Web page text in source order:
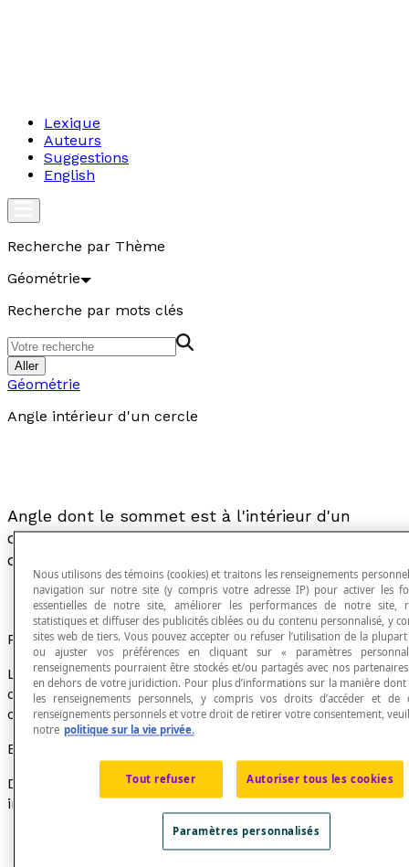
Lexique
Auteurs
Suggestions
English
Recherche par Thème
Géométrie
Recherche par mots clés
Aller
Géométrie
Angle intérieur d'un cercle
Angle dont le sommet est à l'intérieur d'un
cercle, ses côtés étant compris dans des cordes
de ce cercle.
Propriété
La mesure en degrés d'un angle intérieur est égale à la
demi-somme des mesures des arcs interceptés par ses
côtés.
Exemple
Dans la figure ci-dessous, l'angle CAF est un angle
intérieur du cercle de centre O.
Nous utilisons des témoins (cookies) et traitons les renseignements
navigation sur notre site (y compris votre adresse IP) pour activer les
essentielles de notre site, améliorer les performances de notre site,
statistiques et diffuser des publicités ciblées ou du contenu personnalisé, y
sites web de tiers. Vous pouvez accepter ou refuser l’utilisation de la
ou ajuster vos préférences en cliquant sur « paramètres
renseignements pourraient être stockés et/ou partagés avec nos
en dehors de votre juridiction. Pour plus d’informations sur la manière
les renseignements personnels, y compris vos droits d’accéder et de
renseignements personnels et votre droit de retirer votre consentement,
notre politique sur la vie privée.
Tout refuser Autoriser tous les cookies
Paramètres personnalisés